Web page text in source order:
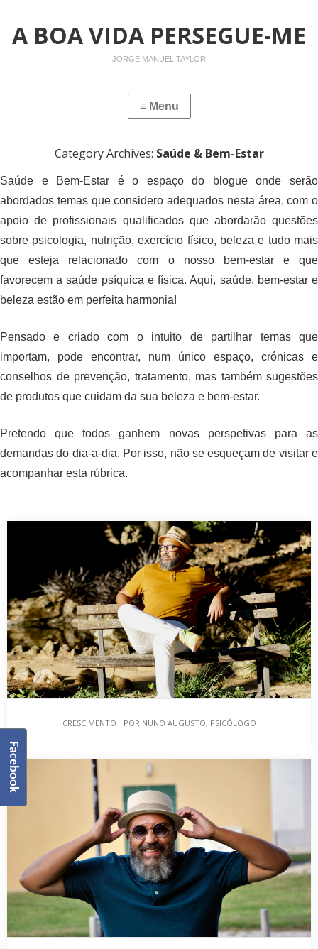
A BOA VIDA PERSEGUE-ME
JORGE MANUEL TAYLOR
Category Archives: Saúde & Bem-Estar
Saúde e Bem-Estar é o espaço do blogue onde serão
abordados temas que considero adequados nesta área, com o
apoio de profissionais qualificados que abordarão questões
sobre psicologia, nutrição, exercício físico, beleza e tudo mais
que esteja relacionado com o nosso bem-estar e que
favorecem a saúde psíquica e física. Aqui, saúde, bem-estar e
beleza estão em perfeita harmonia!
Pensado e criado com o intuito de partilhar temas que
importam, pode encontrar, num único espaço, crónicas e
conselhos de prevenção, tratamento, mas também sugestões
de produtos que cuidam da sua beleza e bem-estar.
Pretendo que todos ganhem novas perspetivas para as
demandas do dia-a-dia. Por isso, não se esqueçam de visitar e
acompanhar esta rúbrica.
CRESCIMENTO| POR NUNO AUGUSTO, PSICÓLOGO
CRESCIMENT0| POR NUNO AUGUSTO, PSICÓLOGO O ano de 2020
foi atípico, anómalo, irregular. Esteve carregado de…
CRESCIMENTO| POR NUNO AUGUSTO, PSICÓLOGO
Facebook